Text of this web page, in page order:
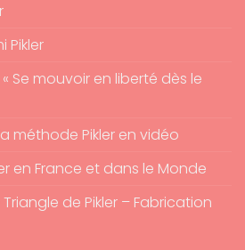
Pikler
« Se mouvoir en liberté dès le
méthode Pikler en vidéo
en France et dans le Monde
de Pikler – Fabrication